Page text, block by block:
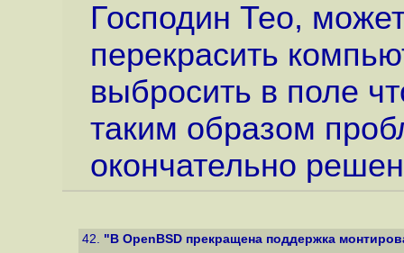
Господин Тео,
перекрасить
выбросить в поле
таким образом
окончательно
42. "В OpenBSD прекращена поддержка